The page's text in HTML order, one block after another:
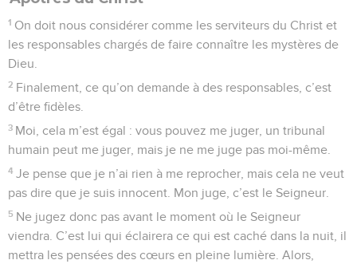
1 On doit nous considérer comme les serviteurs du Christ et
les responsables chargés de faire connaître les mystères de
Dieu.
2 Finalement, ce qu’on demande à des responsables, c’est
d’être fidèles.
3 Moi, cela m’est égal : vous pouvez me juger, un tribunal
humain peut me juger, mais je ne me juge pas moi-même.
4 Je pense que je n’ai rien à me reprocher, mais cela ne veut
pas dire que je suis innocent. Mon juge, c’est le Seigneur.
5 Ne jugez donc pas avant le moment où le Seigneur
viendra. C’est lui qui éclairera ce qui est caché dans la nuit, il
mettra les pensées des cœurs en pleine lumière. Alors,